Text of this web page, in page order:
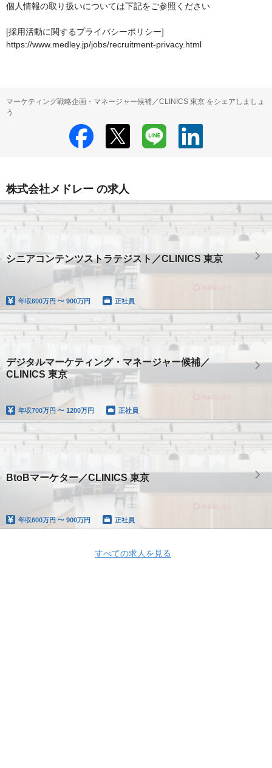
個人情報の取り扱いについては下記をご参照ください
[採用活動に関するプライバシーポリシー]
https://www.medley.jp/jobs/recruitment-privacy.html
マーケティング戦略企画・マネージャー候補／CLINICS 東京 をシェアしましょ
う
株式会社メドレー の求人
シニアコンテンツストラテジスト／CLINICS 東京
年収600万円 〜 900万円 正社員
デジタルマーケティング・マネージャー候補／
CLINICS 東京
年収700万円 〜 1200万円 正社員
BtoBマーケター／CLINICS 東京
年収600万円 〜 900万円 正社員
すべての求人を見る